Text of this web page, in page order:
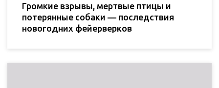
Громкие взрывы, мертвые птицы и
потерянные собаки — последствия
новогодних фейерверков